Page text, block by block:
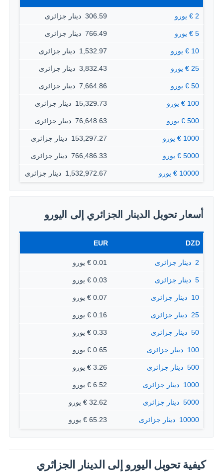
2 € يورو 306.59 ‏ دينار جزائرى
5 € يورو 766.49 ‏ دينار جزائرى
10 € يورو 1,532.97 ‏ دينار جزائرى
25 € يورو 3,832.43 ‏ دينار جزائرى
50 € يورو 7,664.86 ‏ دينار جزائرى
100 € يورو 15,329.73 ‏ دينار جزائرى
500 € يورو 76,648.63 ‏ دينار جزائرى
1000 € يورو 153,297.27 ‏ دينار جزائرى
5000 € يورو 766,486.33 ‏ دينار جزائرى
10000 € يورو 1,532,972.67 ‏ دينار جزائرى
أسعار تحويل الدينار الجزائري إلى اليورو
DZD
EUR
2 ‏ دينار جزائرى 0.01 € يورو
5 ‏ دينار جزائرى 0.03 € يورو
10 ‏ دينار جزائرى 0.07 € يورو
25 ‏ دينار جزائرى 0.16 € يورو
50 ‏ دينار جزائرى 0.33 € يورو
100 ‏ دينار جزائرى 0.65 € يورو
500 ‏ دينار جزائرى 3.26 € يورو
1000 ‏ دينار جزائرى 6.52 € يورو
5000 ‏ دينار جزائرى 32.62 € يورو
10000 ‏ دينار جزائرى 65.23 € يورو
كيفية تحويل اليورو إلى الدينار الجزائري